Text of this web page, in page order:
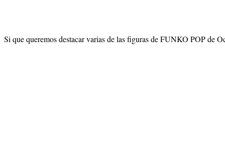
Si que queremos destacar varias de las figuras de FUNKO POP de